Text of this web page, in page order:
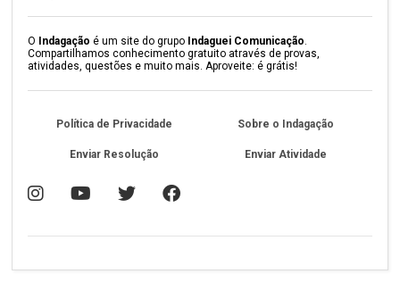
O Indagação é um site do grupo Indaguei Comunicação.
Compartilhamos conhecimento gratuito através de provas,
atividades, questões e muito mais. Aproveite: é grátis!
Política de Privacidade Sobre o Indagação
Enviar Resolução Enviar Atividade